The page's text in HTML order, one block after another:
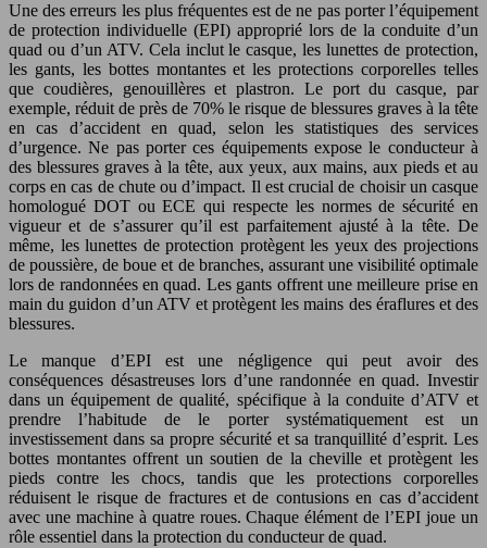
Une des erreurs les plus fréquentes est de ne pas porter l’équipement
de protection individuelle (EPI) approprié lors de la conduite d’un
quad ou d’un ATV. Cela inclut le casque, les lunettes de protection,
les gants, les bottes montantes et les protections corporelles telles
que coudières, genouillères et plastron. Le port du casque, par
exemple, réduit de près de 70% le risque de blessures graves à la tête
en cas d’accident en quad, selon les statistiques des services
d’urgence. Ne pas porter ces équipements expose le conducteur à
des blessures graves à la tête, aux yeux, aux mains, aux pieds et au
corps en cas de chute ou d’impact. Il est crucial de choisir un casque
homologué DOT ou ECE qui respecte les normes de sécurité en
vigueur et de s’assurer qu’il est parfaitement ajusté à la tête. De
même, les lunettes de protection protègent les yeux des projections
de poussière, de boue et de branches, assurant une visibilité optimale
lors de randonnées en quad. Les gants offrent une meilleure prise en
main du guidon d’un ATV et protègent les mains des éraflures et des
blessures.
Le manque d’EPI est une négligence qui peut avoir des
conséquences désastreuses lors d’une randonnée en quad. Investir
dans un équipement de qualité, spécifique à la conduite d’ATV et
prendre l’habitude de le porter systématiquement est un
investissement dans sa propre sécurité et sa tranquillité d’esprit. Les
bottes montantes offrent un soutien de la cheville et protègent les
pieds contre les chocs, tandis que les protections corporelles
réduisent le risque de fractures et de contusions en cas d’accident
avec une machine à quatre roues. Chaque élément de l’EPI joue un
rôle essentiel dans la protection du conducteur de quad.